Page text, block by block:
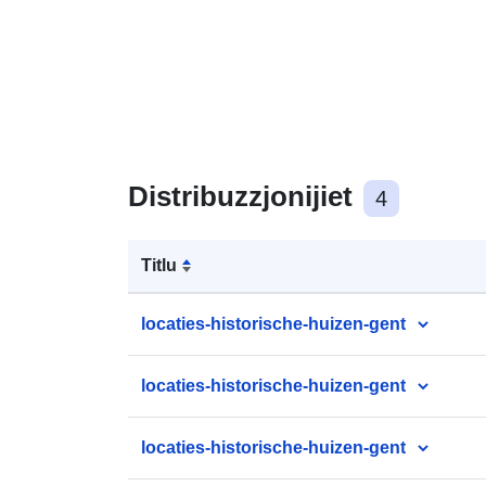
Distribuzzjonijiet 4
Titlu
locaties-historische-huizen-gent
locaties-historische-huizen-gent
locaties-historische-huizen-gent